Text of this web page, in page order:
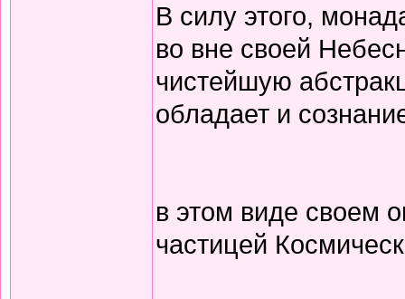
В силу этого,
во вне своей
чистейшую
обладает и
в этом виде своем
частицей